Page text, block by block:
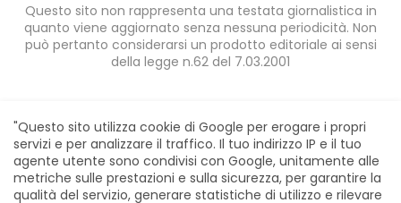
Questo sito non rappresenta una testata giornalistica in
quanto viene aggiornato senza nessuna periodicità. Non
può pertanto considerarsi un prodotto editoriale ai sensi
della legge n.62 del 7.03.2001
"Questo sito utilizza cookie di Google per erogare i propri
servizi e per analizzare il traffico. Il tuo indirizzo IP e il tuo
agente utente sono condivisi con Google, unitamente alle
metriche sulle prestazioni e sulla sicurezza, per garantire la
qualità del servizio, generare statistiche di utilizzo e rilevare